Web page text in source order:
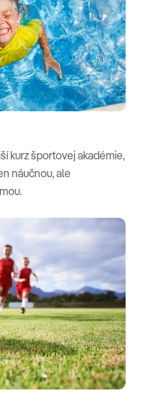
kurz športovej akadémie,
náučnou, ale